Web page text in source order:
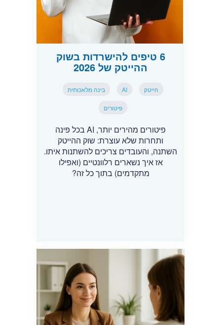
6 טיפים להישרדות בשוק
ההייטק של 2026
הייטק AI בינה מלאכותית
פיטורים
פיטורים מהירים יותר, AI בכל פינה
ותחרות שלא עוצרת: שוק ההייטק
השתנה, והעובדים צריכים להשתנות איתו.
אז איך נשארים רלוונטיים (ואפילו
מתקדמים) בתוך כל זה?